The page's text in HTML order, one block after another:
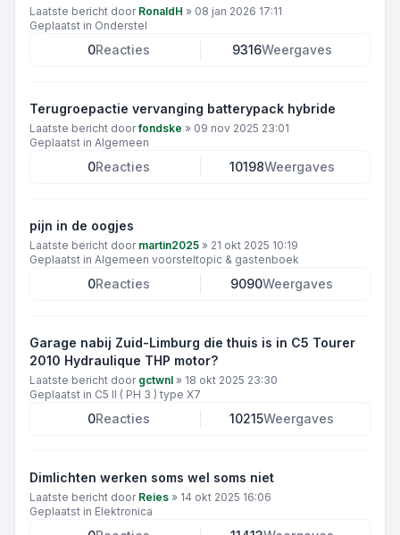
Laatste bericht door RonaldH » 08 jan 2026 17:11
Geplaatst in Onderstel
0Reacties 9316Weergaves
Terugroepactie vervanging batterypack hybride
Laatste bericht doorfondske » 09 nov 2025 23:01
Geplaatst in Algemeen
0Reacties 10198Weergaves
pijn in de oogjes
Laatste bericht door martin2025 » 21 okt 2025 10:19
Geplaatst in Algemeen voorsteltopic & gastenboek
0Reacties 9090Weergaves
Garage nabij Zuid-Limburg die thuis is in C5 Tourer
2010 Hydraulique THP motor?
Laatste bericht door gctwnl » 18 okt 2025 23:30
Geplaatst in C5 II ( PH 3 ) type X7
0Reacties 10215Weergaves
Dimlichten werken soms wel soms niet
Laatste bericht door Reies » 14 okt 2025 16:06
Geplaatst in Elektronica